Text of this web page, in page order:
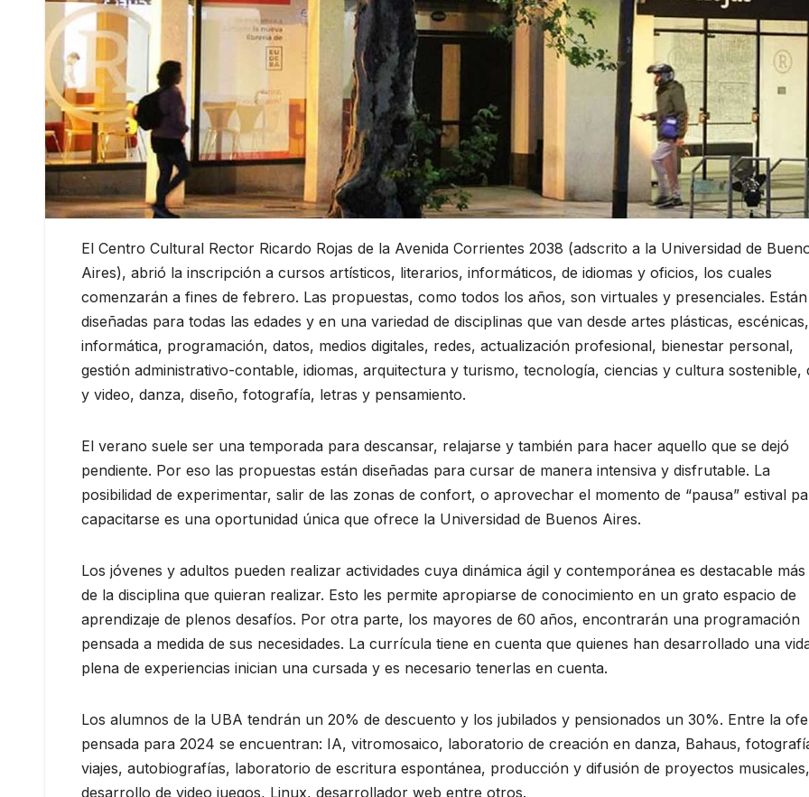
El Centro Cultural Rector Ricardo Rojas de la Avenida Corrientes 2038 (adscrito a la Universidad de
Aires), abrió la inscripción a cursos artísticos, literarios, informáticos, de idiomas y oficios, los cuales
comenzarán a fines de febrero. Las propuestas, como todos los años, son virtuales y presenciales. Están
diseñadas para todas las edades y en una variedad de disciplinas que van desde artes plásticas, escénicas,
informática, programación, datos, medios digitales, redes, actualización profesional, bienestar personal,
gestión administrativo-contable, idiomas, arquitectura y turismo, tecnología, ciencias y cultura sostenible,
y video, danza, diseño, fotografía, letras y pensamiento.
El verano suele ser una temporada para descansar, relajarse y también para hacer aquello que se dejó
pendiente. Por eso las propuestas están diseñadas para cursar de manera intensiva y disfrutable. La
posibilidad de experimentar, salir de las zonas de confort, o aprovechar el momento de “pausa” estival
capacitarse es una oportunidad única que ofrece la Universidad de Buenos Aires.
Los jóvenes y adultos pueden realizar actividades cuya dinámica ágil y contemporánea es destacable más
de la disciplina que quieran realizar. Esto les permite apropiarse de conocimiento en un grato espacio de
aprendizaje de plenos desafíos. Por otra parte, los mayores de 60 años, encontrarán una programación
pensada a medida de sus necesidades. La currícula tiene en cuenta que quienes han desarrollado una
plena de experiencias inician una cursada y es necesario tenerlas en cuenta.
Los alumnos de la UBA tendrán un 20% de descuento y los jubilados y pensionados un 30%. Entre la
pensada para 2024 se encuentran: IA, vitromosaico, laboratorio de creación en danza, Bahaus,
viajes, autobiografías, laboratorio de escritura espontánea, producción y difusión de proyectos musicales,
desarrollo de video juegos, Linux, desarrollador web entre otros.